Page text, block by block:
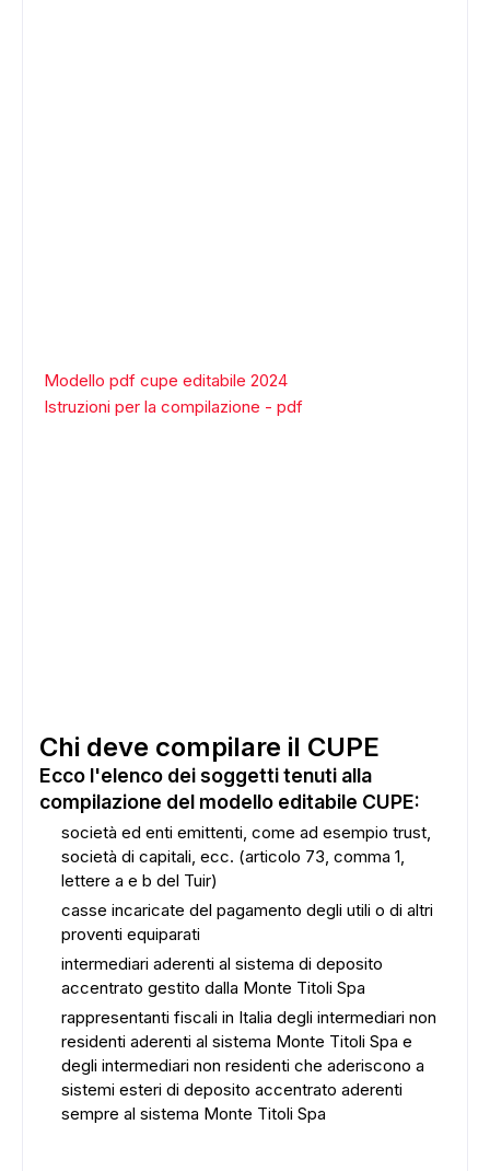
Modello pdf cupe editabile 2024
Istruzioni per la compilazione - pdf
Chi deve compilare il CUPE
Ecco l'elenco dei soggetti tenuti alla
compilazione del modello editabile CUPE:
società ed enti emittenti, come ad esempio trust,
società di capitali, ecc. (articolo 73, comma 1,
lettere a e b del Tuir)
casse incaricate del pagamento degli utili o di altri
proventi equiparati
intermediari aderenti al sistema di deposito
accentrato gestito dalla Monte Titoli Spa
rappresentanti fiscali in Italia degli intermediari non
residenti aderenti al sistema Monte Titoli Spa e
degli intermediari non residenti che aderiscono a
sistemi esteri di deposito accentrato aderenti
sempre al sistema Monte Titoli Spa